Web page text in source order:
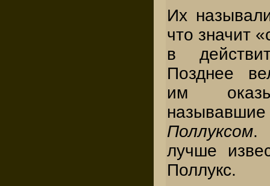
Их
что значит
в
Позднее
им
Поллуксом.
лучше
Поллукс.